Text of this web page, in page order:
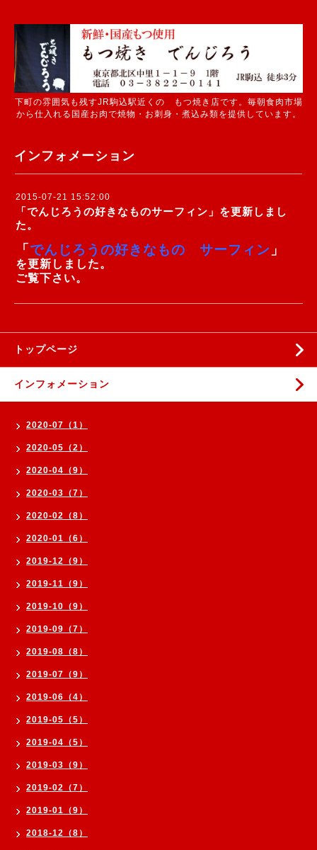
下町の雰囲気も残すJR駒込駅近くの もつ焼き店です。毎朝食肉市場
から仕入れる国産お肉で焼物・お刺身・煮込み類を提供しています。
インフォメーション
2015-07-21 15:52:00
「でんじろうの好きなものサーフィン」を更新しまし
た。
「 でんじろうの好きなもの サーフィン 」
を更新しました。
ご覧下さい。
トップページ
インフォメーション
2020-07（1）
2020-05（2）
2020-04（9）
2020-03（7）
2020-02（8）
2020-01（6）
2019-12（9）
2019-11（9）
2019-10（9）
2019-09（7）
2019-08（8）
2019-07（9）
2019-06（4）
2019-05（5）
2019-04（5）
2019-03（9）
2019-02（7）
2019-01（9）
2018-12（8）